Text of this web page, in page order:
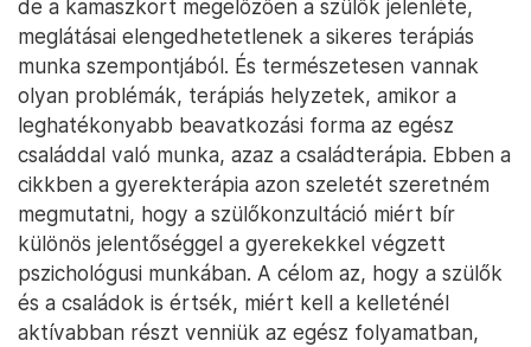
de a kamaszkort megelőzően a szülők jelenléte,
meglátásai elengedhetetlenek a sikeres terápiás
munka szempontjából. És természetesen vannak
olyan problémák, terápiás helyzetek, amikor a
leghatékonyabb beavatkozási forma az egész
családdal való munka, azaz a családterápia. Ebben a
cikkben a gyerekterápia azon szeletét szeretném
megmutatni, hogy a szülőkonzultáció miért bír
különös jelentőséggel a gyerekekkel végzett
pszichológusi munkában. A célom az, hogy a szülők
és a családok is értsék, miért kell a kelleténél
aktívabban részt venniük az egész folyamatban,